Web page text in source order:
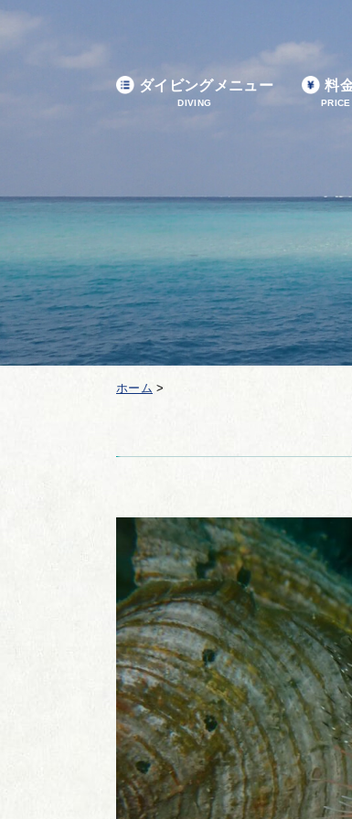
ダイビングメニュー
DIVING
料
PRICE
ホーム >